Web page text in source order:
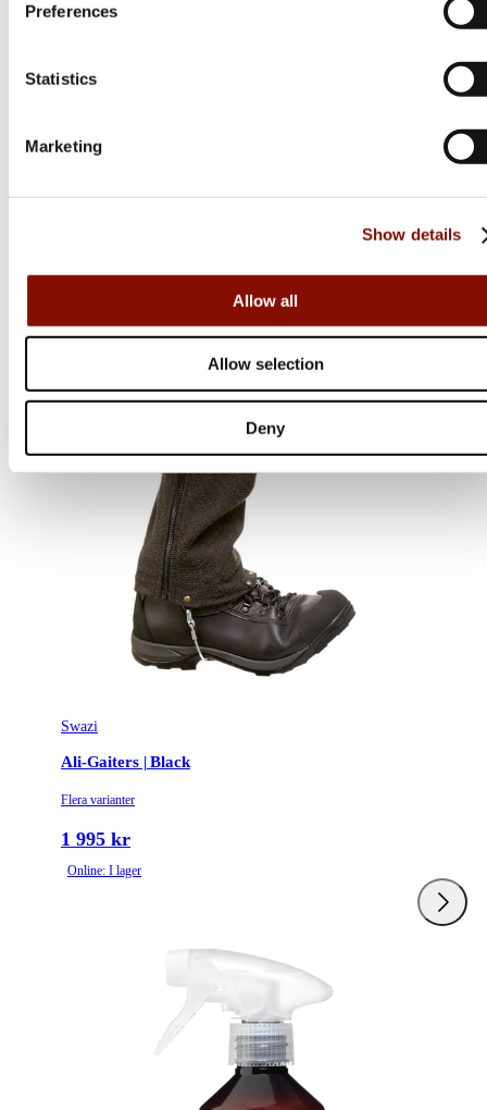
Preferences
Statistics
Marketing
Show details
Allow all
Allow selection
Deny
Swazi
Ali-Gaiters | Black
Flera varianter
1 995 kr
Online: I lager